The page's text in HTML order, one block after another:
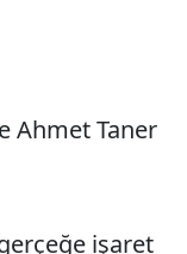
Ahmet Taner
işaret